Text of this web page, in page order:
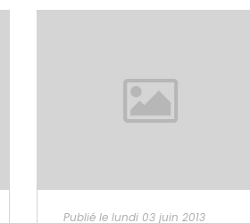
Publié le lundi 03 juin 2013